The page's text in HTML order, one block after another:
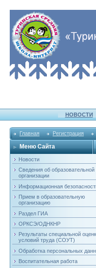
НОВОСТИ
Главная Регистрация
Меню Сайта
Новости
Сведения об образовательной
организации
Информационная
Прием в образовательную
организацию
Раздел ГИА
ОРКСЭ/ОДНКНР
Результаты специальной
условий труда (СОУТ)
Обработка персональных
Воспитательная работа